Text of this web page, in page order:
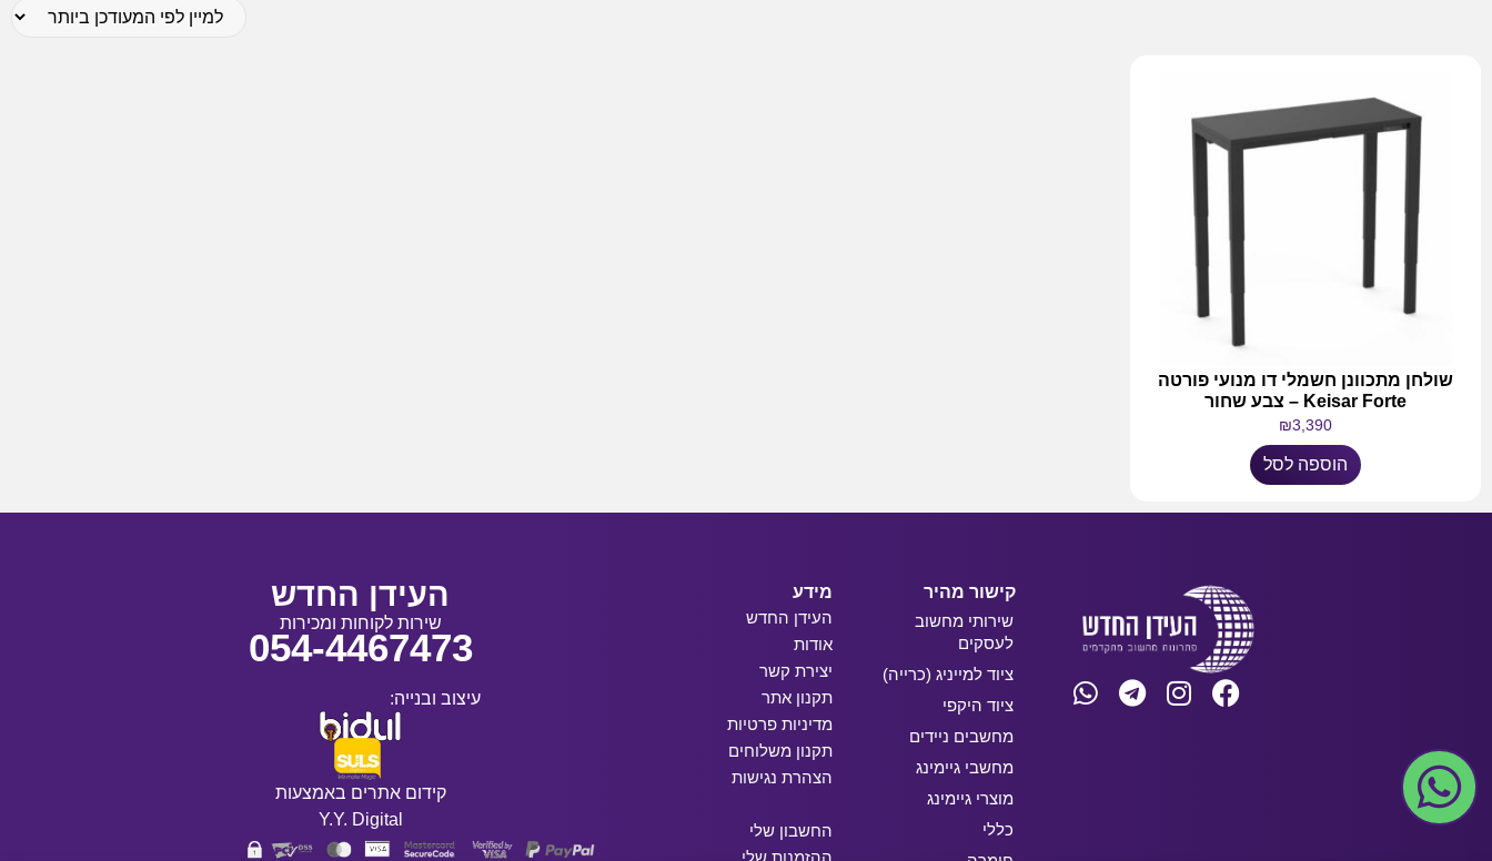
שולחן מתכוונן חשמלי דו מנועי פורטה
Keisar Forte – צבע שחור
₪3,390
הוספה לסל
קישור מהיר
שירותי מחשוב
לעסקים
ציוד למייניג (כרייה)
ציוד היקפי
מחשבים ניידים
מחשבי גיימינג
מוצרי גיימינג
כללי
מידע
העידן החדש
אודות
יצירת קשר
תקנון אתר
מדיניות פרטיות
תקנון משלוחים
הצהרת נגישות
החשבון שלי
העידן החדש
שירות לקוחות ומכירות
054-4467473
עיצוב ובנייה:
קידום אתרים באמצעות
Y.Y. Digital